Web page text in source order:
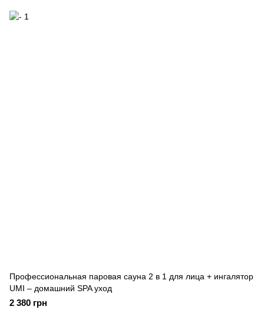
Профессиональная паровая сауна 2 в 1 для лица + ингалятор
UMI – домашний SPA уход
2 380 грн